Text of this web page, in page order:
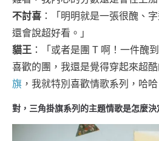
不討喜 ：「明明就是一張很醜、
還會說超好看。」
貓王 ：「或者是團 T 啊！一件醜
喜歡的團，我還是覺得穿起來超
旗 ，我就特別喜歡情歌系列，哈哈
對，三角掛旗系列的主題情歌是怎麼決